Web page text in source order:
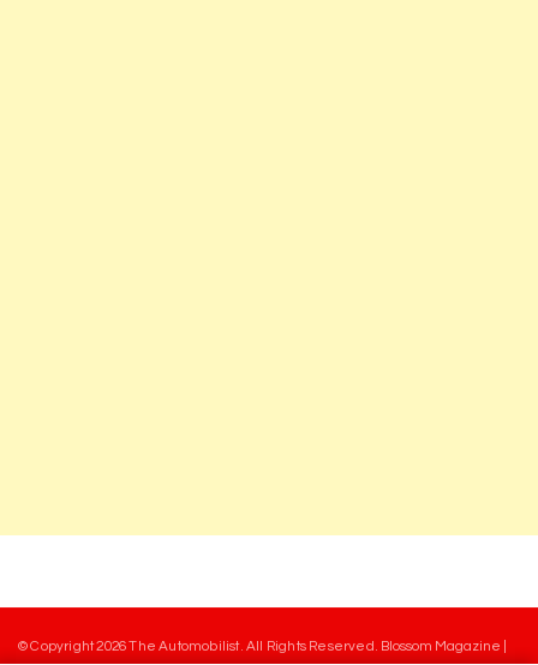
© Copyright 2026The Automobilist. All Rights Reserved. Blossom Magazine |